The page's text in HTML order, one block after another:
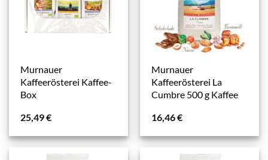
Murnauer
Kaffeerösterei Kaffee-
Box
25,49€
Murnauer
Kaffeerösterei La
Cumbre 500 g Kaffee
16,46€